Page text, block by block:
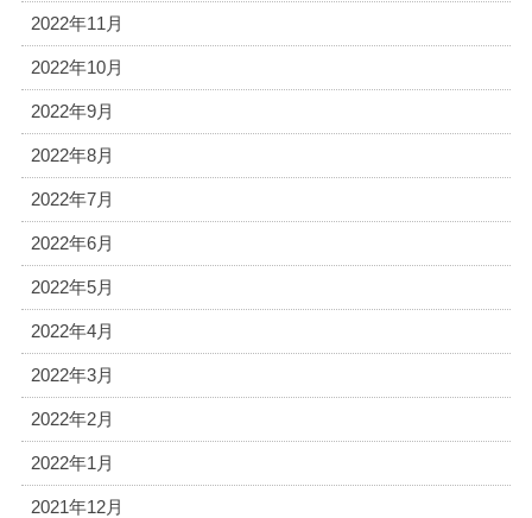
2022年11月
2022年10月
2022年9月
2022年8月
2022年7月
2022年6月
2022年5月
2022年4月
2022年3月
2022年2月
2022年1月
2021年12月